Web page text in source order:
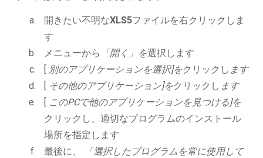
開きたい不明なXLS5ファイルを右クリックしま
す
メニューから
「開く」を選択します
[ 別のアプリケーションを選択]をクリックし ます
[ その他のアプリケーション]をクリックし ます
[ このPCで他のアプリケーションを見つける]を
クリックし、適切なプログラムのインストール
場所を指定します
最後に、
「選択したプログラムを常に使用して